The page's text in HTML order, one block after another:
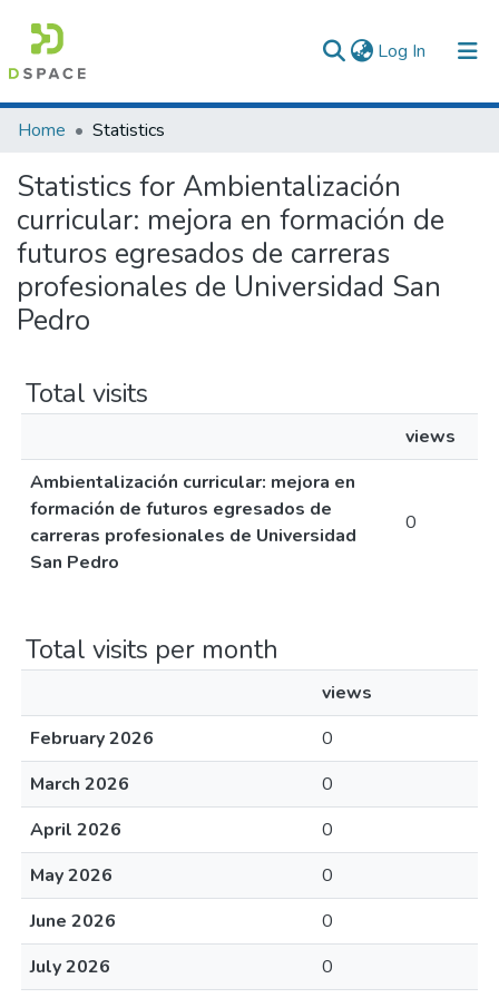
Log In (current)
Communities & Collections
All of DSpace
Home Statistics
Statistics for Ambientalización
curricular: mejora en formación de
futuros egresados de carreras
profesionales de Universidad San
Pedro
Total visits
views
Ambientalización curricular: mejora en
formación de futuros egresados de
carreras profesionales de Universidad
San Pedro
0
Total visits per month
views
February 2026
0
March 2026
0
April 2026
0
May 2026
0
June 2026
0
July 2026
0